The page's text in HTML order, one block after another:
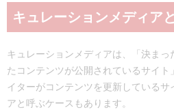
キュレーションメディア
キュレーションメディアは、「決ま
たコンテンツが公開されているサイ
イターがコンテンツを更新しているサ
アと呼ぶケースもあります。